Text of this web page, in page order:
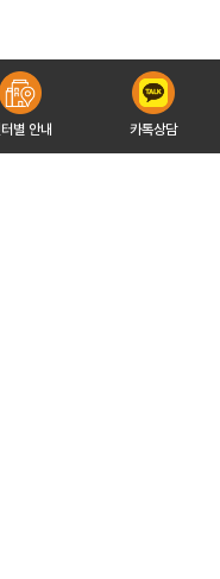
별 안내 카톡상담